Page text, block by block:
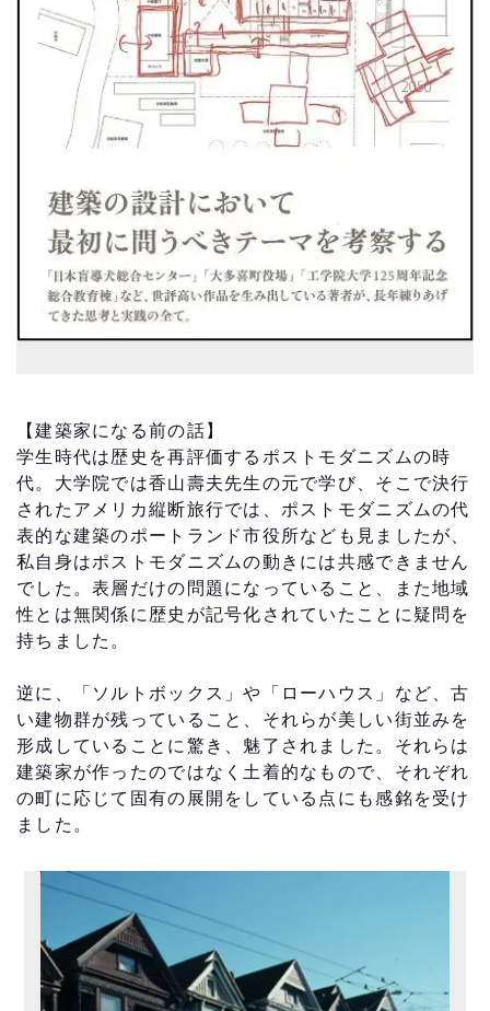
【建築家になる前の話】
学生時代は歴史を再評価するポストモダニズムの時
代。大学院では香山壽夫先生の元で学び、そこで決行
されたアメリカ縦断旅行では、ポストモダニズムの代
表的な建築のポートランド市役所なども見ましたが、
私自身はポストモダニズムの動きには共感できません
でした。表層だけの問題になっていること、また地域
性とは無関係に歴史が記号化されていたことに疑問を
持ちました。
逆に、「ソルトボックス」や「ローハウス」など、古
い建物群が残っていること、それらが美しい街並みを
形成していることに驚き、魅了されました。それらは
建築家が作ったのではなく土着的なもので、それぞれ
の町に応じて固有の展開をしている点にも感銘を受け
ました。